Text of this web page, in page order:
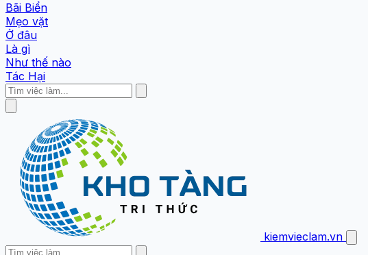
Bãi Biển
Mẹo vặt
Ở đâu
Là gì
Như thế nào
Tác Hại
kiemvieclam.vn